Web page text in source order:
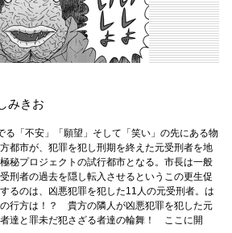
みきお
る「不安」「願望」そして「笑い」の先にある物
市が、犯罪を犯し刑期を終えた元受刑者を地
秘プロジェクトの試行都市となる。市長は一般
刑者の過去を隠し転入させるというこの更生促
るのは、凶悪犯罪を犯した11人の元受刑者。は
行方は！？ 貴方の隣人が凶悪犯罪を犯した元
達と罪未だ犯さざる者達の輪舞！ ここに開